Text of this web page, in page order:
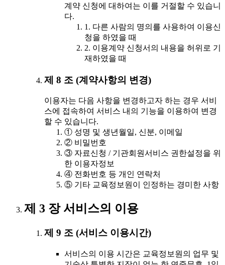
계약 신청에 대하여는 이를 거절할 수 있습니
다.
1. 다른 사람의 명의를 사용하여 이용신
청을 하였을 때
2. 이용계약 신청서의 내용을 허위로 기
재하였을 때
제 8 조 (계약사항의 변경)
이용자는 다음 사항을 변경하고자 하는 경우 서비
스에 접속하여 서비스 내의 기능을 이용하여 변경
할 수 있습니다.
① 성명 및 생년월일, 신분, 이메일
② 비밀번호
③ 자료신청 / 기관회원서비스 권한설정을 위
한 이용자정보
④ 전화번호 등 개인 연락처
⑤ 기타 교육정보원이 인정하는 경미한 사항
제 3 장 서비스의 이용
제 9 조 (서비스 이용시간)
서비스의 이용 시간은 교육정보원의 업무 및